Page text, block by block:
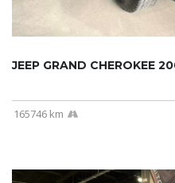
JEEP GRAND CHEROKEE
165746 km